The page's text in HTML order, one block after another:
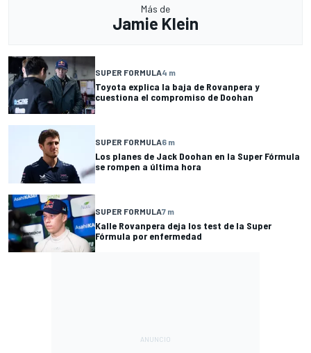
Más de
Jamie Klein
SUPER FORMULA4 m
Toyota explica la baja de Rovanpera y
cuestiona el compromiso de Doohan
SUPER FORMULA6 m
Los planes de Jack Doohan en la Super Fórmula
se rompen a última hora
SUPER FORMULA7 m
Kalle Rovanpera deja los test de la Super
Fórmula por enfermedad